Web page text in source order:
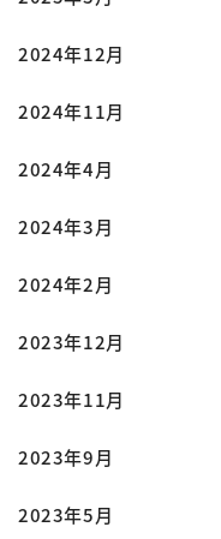
2024年12月
2024年11月
2024年4月
2024年3月
2024年2月
2023年12月
2023年11月
2023年9月
2023年5月